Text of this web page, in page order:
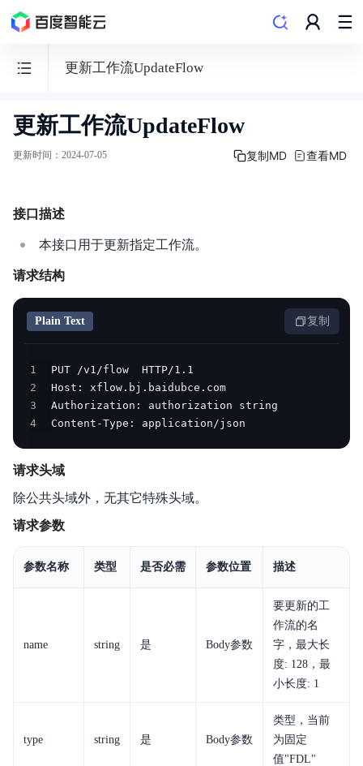
更新工作流UpdateFlow
函
数
CFC
功能发布记录
产品定价
快速入门
操作指南
开发者指南
触发器
工作流
常见问题
更新工作流UpdateFlow
更新时间 ： 2024-07-05 复制MD 查看MD
接口描述
本接口用于更新指定工作流。
请求结构
Plain Text 复制
1
2
3
4
Content-Type: application/json
请求头域
除公共头域外，无其它特殊头域。
请求参数
参数名称 类型 是否必需 参数位置 描述
name string 是 Body参数
要更新的工
作流的名
字，最大长
度: 128，最
小长度: 1
type string 是 Body参数
类型，当前
为固定
值"FDL"